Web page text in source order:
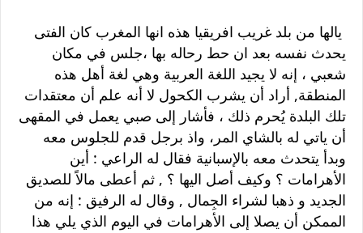
يالها من بلد غريب افريقيا هذه انها المغرب كان الفتى
يحدث نفسه بعد ان حط رحاله بها ،جلس في مكان
شعبي ، إنه لا يجيد اللغة العربية وهي لغة أهل هذه
المنطقة, أراد أن يشرب الكحول لا أنه علم أن معتقدات
تلك البلدة يُحرم ذلك ، فأشار إلى صبي يعمل في المقهى
أن ياتي له بالشاي المر، واذ برجل قدم للجلوس معه
وبدأ يتحدث معه بالإسبانية فقال له الراعي : أين
الأهرامات ؟ وكيف أصل اليها ؟ , ثم أعطى مالاً للصديق
الجديد و ذهبا لشراء الجِمال , وقال له الرفيق : إنه من
الممكن أن يصلا إلى الأهرامات في اليوم الذي يلي هذا